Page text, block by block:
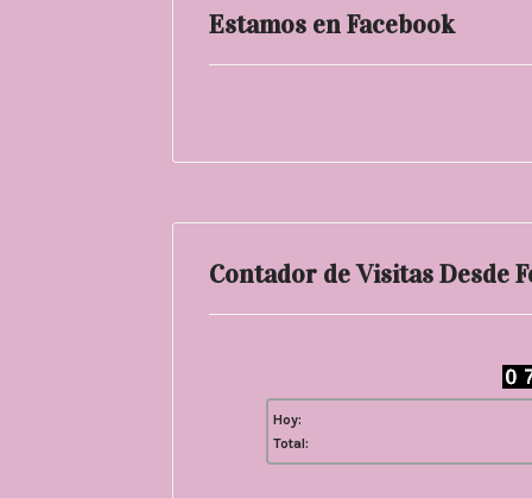
Estamos en Facebook
Contador de Visitas Desde
Hoy:
Total: